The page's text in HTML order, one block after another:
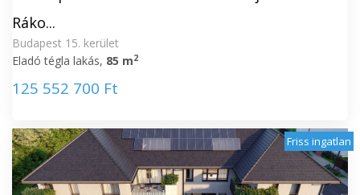
Ráko...
Budapest 15. kerület
Eladó tégla lakás, 85 m2
125 552 700 Ft
Friss ingatlan